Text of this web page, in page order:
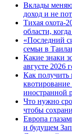
Вклады
доход и не
Тихая охота-
области,
«Последний
семьи в
Какие знаки
августе 2026
Как получить
квотирование
иностранной
Что нужно
чтобы
Европа
и будущем